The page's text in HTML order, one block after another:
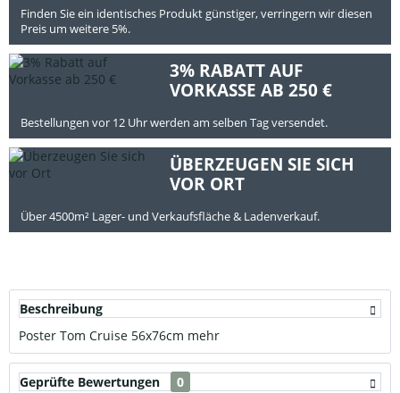
Finden Sie ein identisches Produkt günstiger, verringern wir diesen
Preis um weitere 5%.
3% RABATT AUF
VORKASSE AB 250 €
Bestellungen vor 12 Uhr werden am selben Tag versendet.
ÜBERZEUGEN SIE SICH
VOR ORT
Über 4500m² Lager- und Verkaufsfläche & Ladenverkauf.
Beschreibung
Poster Tom Cruise 56x76cm mehr
Geprüfte Bewertungen
0